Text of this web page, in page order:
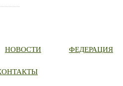
НОВОСТИ ФЕДЕРАЦИЯ